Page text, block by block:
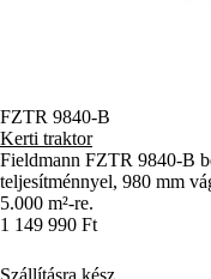
FZTR 9840-B
Kerti traktor
Fieldmann FZTR 9840-B
teljesítménnyel, 980 mm
5.000 m²-re.
1 149 990 Ft
Szállításra kész